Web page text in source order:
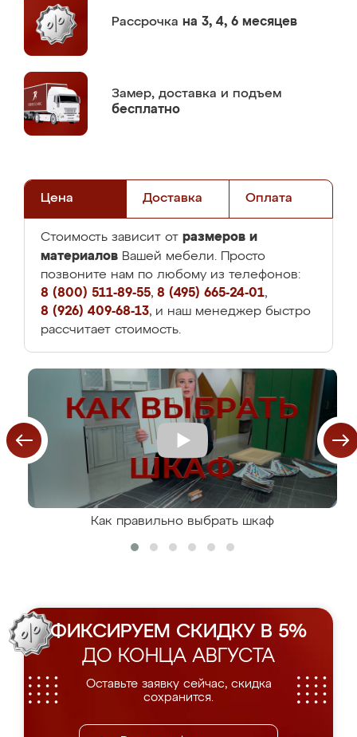
Рассрочка на 3, 4, 6 месяцев
Замер, доставка и подъем
бесплатно
Цена Доставка Оплата
Стоимость зависит от размеров и
материалов Вашей мебели. Просто
позвоните нам по любому из телефонов:
8 (800) 511-89-55, 8 (495) 665-24-01,
8 (926) 409-68-13, и наш менеджер быстро
рассчитает стоимость.
Как правильно выбрать шкаф
ФИКСИРУЕМ СКИДКУ В 5%
ДО КОНЦА АВГУСТА
Оставьте заявку сейчас, скидка
сохранится.